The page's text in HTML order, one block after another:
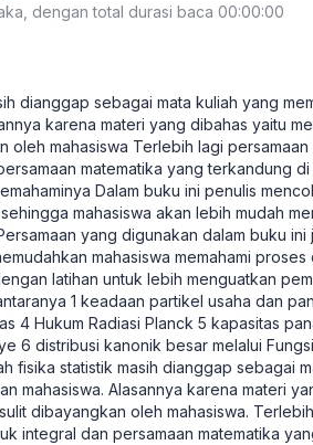
dengan total durasi baca 00:00:00
dianggap sebagai mata kuliah yang
karena materi yang dibahas yaitu
oleh mahasiswa Terlebih lagi
matematika yang terkandung di
Dalam buku ini penulis
mahasiswa akan lebih mudah
yang digunakan dalam buku
mahasiswa memahami
latihan untuk lebih menguatkan
1 keadaan partikel usaha dan
4 Hukum Radiasi Planck 5 kapasitas
6 distribusi kanonik besar melalui
fisika statistik masih dianggap sebagai
mahasiswa. Alasannya karena materi
dibayangkan oleh mahasiswa.
integral dan persamaan matematika